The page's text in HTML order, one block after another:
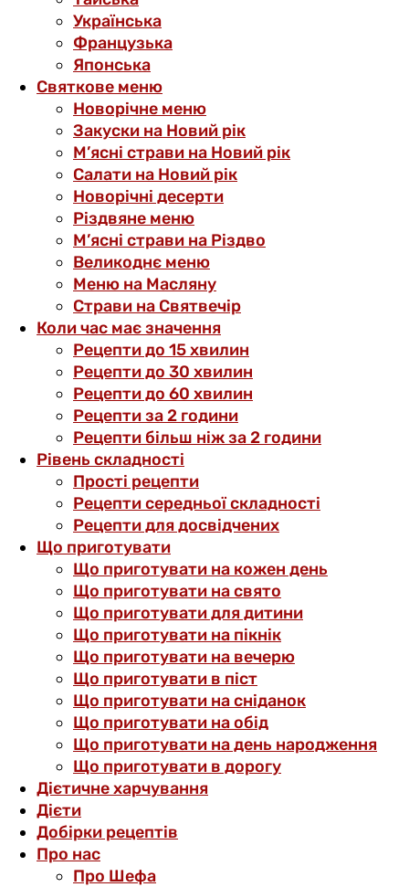
Українська
Французька
Японська
Святкове меню
Новорічне меню
Закуски на Новий рік
М’ясні страви на Новий рік
Салати на Новий рік
Новорічні десерти
Різдвяне меню
М’ясні страви на Різдво
Великоднє меню
Меню на Масляну
Страви на Святвечір
Коли час має значення
Рецепти до 15 хвилин
Рецепти до 30 хвилин
Рецепти до 60 хвилин
Рецепти за 2 години
Рецепти більш ніж за 2 години
Рівень складності
Прості рецепти
Рецепти середньої складності
Рецепти для досвідчених
Що приготувати
Що приготувати на кожен день
Що приготувати на свято
Що приготувати для дитини
Що приготувати на пікнік
Що приготувати на вечерю
Що приготувати в піст
Що приготувати на сніданок
Що приготувати на обід
Що приготувати на день народження
Що приготувати в дорогу
Дієтичне харчування
Дієти
Добірки рецептів
Про нас
Про Шефа